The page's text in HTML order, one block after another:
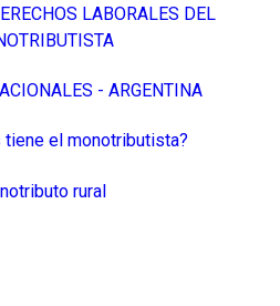
LABORALES DEL
- ARGENTINA
tiene el monotributista?
rural